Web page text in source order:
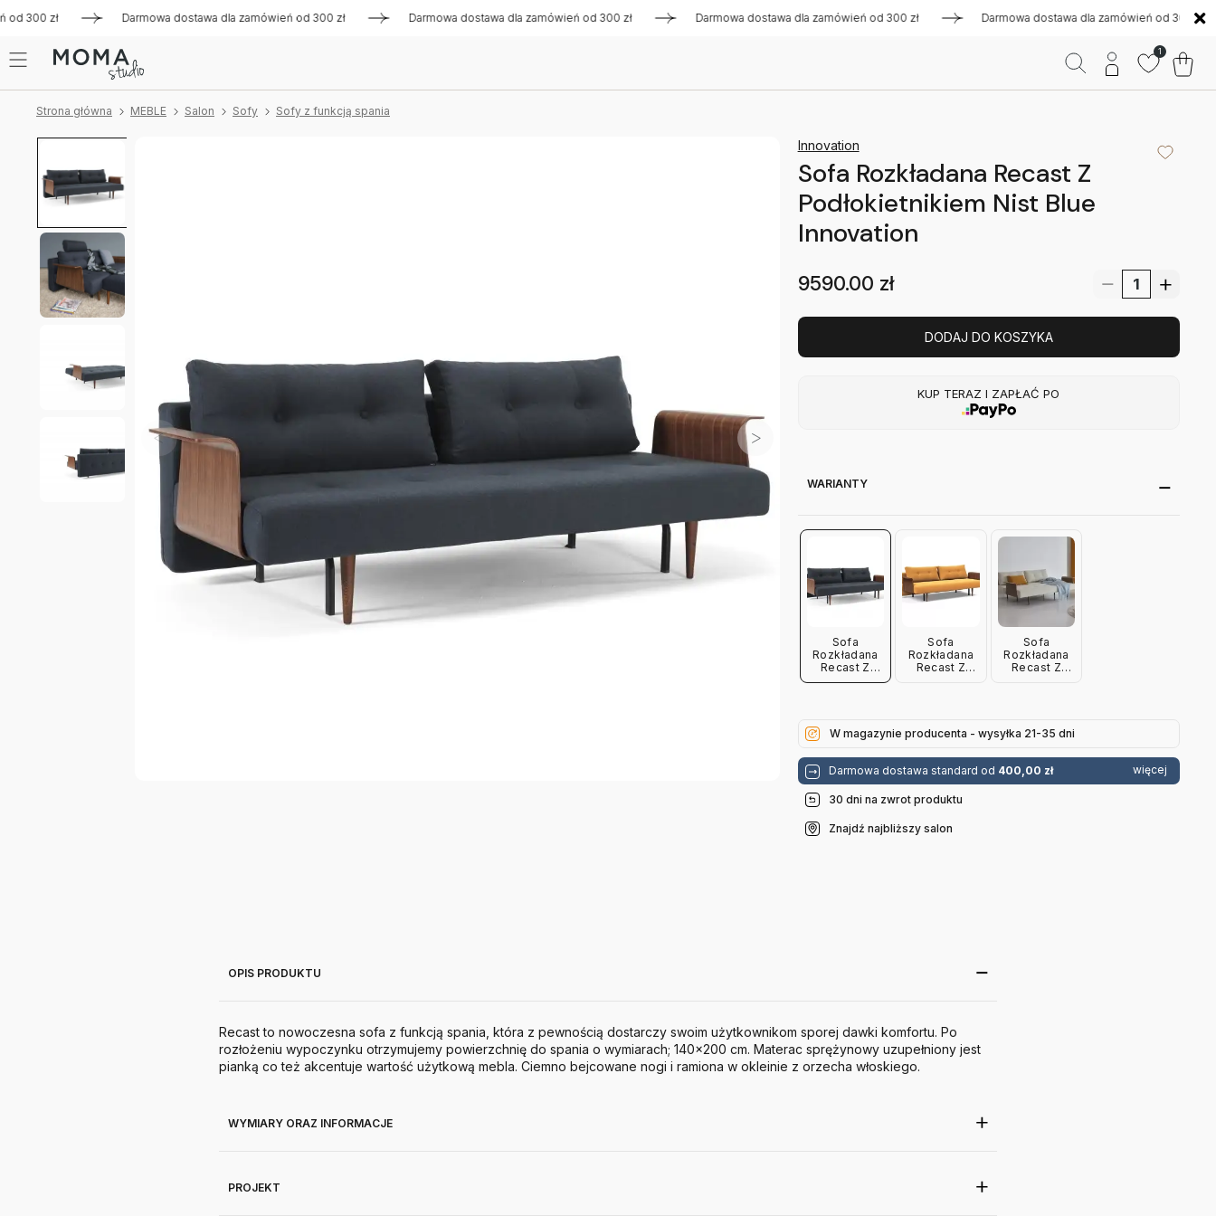
300 zł Darmowa dostawa dla zamówień od 300 zł Darmowa dostawa dla zamówień od 300 zł Darmowa dostawa dla zamówień od 300 zł Darmowa dostawa dla zamówień od 300 zł
1
Strona główna MEBLE Salon Sofy Sofy z funkcją spania
Innovation
Sofa Rozkładana Recast Z
Podłokietnikiem Nist Blue
Innovation
9590.00 zł
DODAJ DO KOSZYKA
KUP TERAZ I ZAPŁAĆ PO
WARIANTY
Sofa
Rozkładana
Recast Z
Podłokietnikiem
Sofa
Rozkładana
Recast Z
Sofa
Rozkładana
Recast Z
W magazynie producenta - wysyłka 21-35 dni
Darmowa dostawa standard od 400,00 zł więcej
30 dni na zwrot produktu
Znajdź najbliższy salon
OPIS PRODUKTU
Recast to nowoczesna sofa z funkcją spania, która z pewnością dostarczy swoim użytkownikom sporej dawki komfortu. Po
rozłożeniu wypoczynku otrzymujemy powierzchnię do spania o wymiarach; 140x200 cm. Materac sprężynowy uzupełniony jest
pianką co też akcentuje wartość użytkową mebla. Ciemno bejcowane nogi i ramiona w okleinie z orzecha włoskiego.
WYMIARY ORAZ INFORMACJE
PROJEKT